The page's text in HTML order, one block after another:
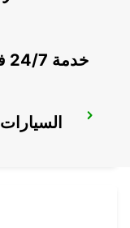
خدمة 24/7 في معظم المطارات الرئيسية